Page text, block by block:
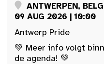
ANTWERPEN,
09 AUG 2026 | 10:00
Antwerp Pride
💚 Meer info volgt
de agenda! 💚